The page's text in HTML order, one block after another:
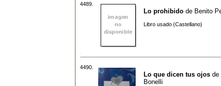
4489.
Lo prohibido de Benito
Libro usado (Castellano)
4490.
Lo que dicen tus ojos de
Bonelli